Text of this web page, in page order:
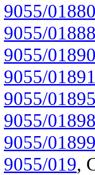
9055/01880
9055/01888
9055/01890
9055/01891
9055/01895
9055/01898
9055/01899
9055/019,